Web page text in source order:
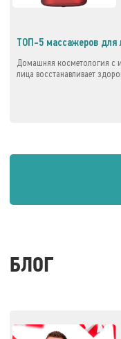
ТОП-5 массажеров для
Домашняя косметология с
лица восстанавливает
БЛОГ